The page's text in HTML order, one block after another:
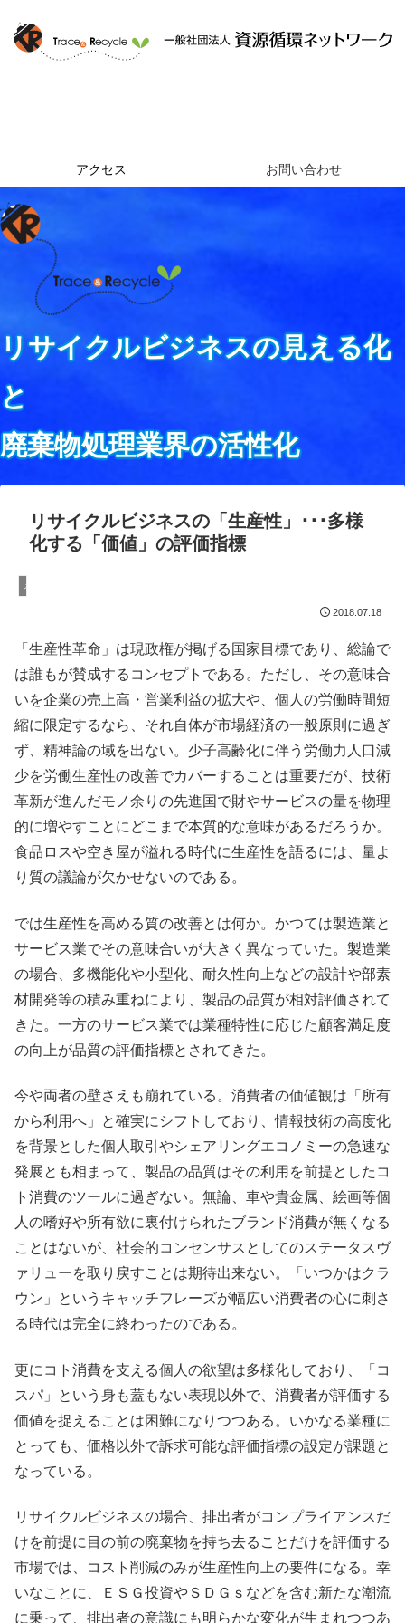
アクセス お問い合わせ
リサイクルビジネスの見える化
と
廃棄物処理業界の活性化
リサイクルビジネスの「生産性」･･･多様
化する「価値」の評価指標
メディア掲載
2018.07.18
「生産性革命」は現政権が掲げる国家目標であり、総論で
は誰もが賛成するコンセプトである。ただし、その意味合
いを企業の売上高・営業利益の拡大や、個人の労働時間短
縮に限定するなら、それ自体が市場経済の一般原則に過ぎ
ず、精神論の域を出ない。少子高齢化に伴う労働力人口減
少を労働生産性の改善でカバーすることは重要だが、技術
革新が進んだモノ余りの先進国で財やサービスの量を物理
的に増やすことにどこまで本質的な意味があるだろうか。
食品ロスや空き屋が溢れる時代に生産性を語るには、量よ
り質の議論が欠かせないのである。
では生産性を高める質の改善とは何か。かつては製造業と
サービス業でその意味合いが大きく異なっていた。製造業
の場合、多機能化や小型化、耐久性向上などの設計や部素
材開発等の積み重ねにより、製品の品質が相対評価されて
きた。一方のサービス業では業種特性に応じた顧客満足度
の向上が品質の評価指標とされてきた。
今や両者の壁さえも崩れている。消費者の価値観は「所有
から利用へ」と確実にシフトしており、情報技術の高度化
を背景とした個人取引やシェアリングエコノミーの急速な
発展とも相まって、製品の品質はその利用を前提としたコ
ト消費のツールに過ぎない。無論、車や貴金属、絵画等個
人の嗜好や所有欲に裏付けられたブランド消費が無くなる
ことはないが、社会的コンセンサスとしてのステータスヴ
ァリューを取り戻すことは期待出来ない。「いつかはクラ
ウン」というキャッチフレーズが幅広い消費者の心に刺さ
る時代は完全に終わったのである。
更にコト消費を支える個人の欲望は多様化しており、「コ
スパ」という身も蓋もない表現以外で、消費者が評価する
価値を捉えることは困難になりつつある。いかなる業種に
とっても、価格以外で訴求可能な評価指標の設定が課題と
なっている。
リサイクルビジネスの場合、排出者がコンプライアンスだ
けを前提に目の前の廃棄物を持ち去ることだけを評価する
市場では、コスト削減のみが生産性向上の要件になる。幸
いなことに、ＥＳＧ投資やＳＤＧｓなどを含む新たな潮流
に乗って、排出者の意識にも明らかな変化が生まれつつあ